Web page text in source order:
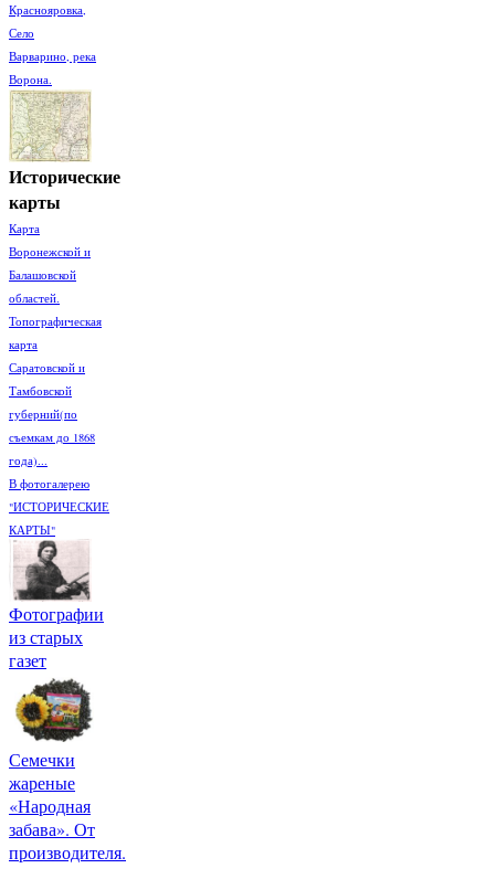
Краснояровка,
Село
Варварино, река
Ворона.
Исторические
карты
Карта
Воронежской и
Балашовской
областей.
Топографическая
карта
Саратовской и
Тамбовской
губерний(по
съемкам до 1868
года)...
В фотогалерею
"ИСТОРИЧЕСКИЕ
КАРТЫ"
Фотографии
из старых
газет
Семечки
жареные
«Народная
забава». От
производителя.